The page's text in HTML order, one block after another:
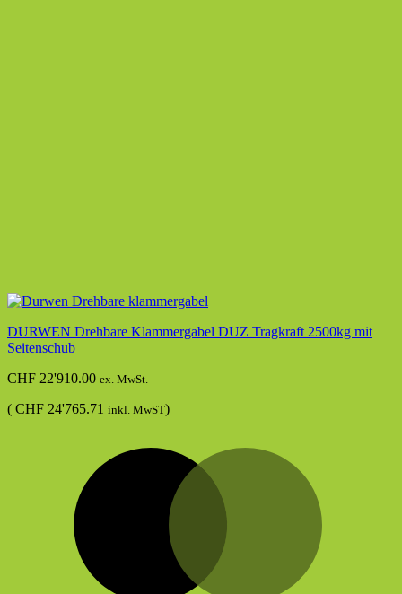
DURWEN Drehbare Klammergabel DUZ Tragkraft 2500kg mit
Seitenschub
CHF 22'910.00 ex. MwSt.
( CHF 24'765.71 inkl. MwST)